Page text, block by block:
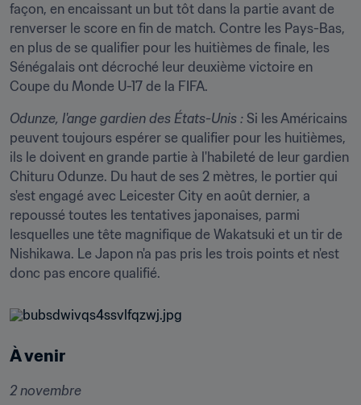
façon, en encaissant un but tôt dans la partie avant de
renverser le score en fin de match. Contre les Pays-Bas,
en plus de se qualifier pour les huitièmes de finale, les
Sénégalais ont décroché leur deuxième victoire en
Coupe du Monde U-17 de la FIFA.
Odunze, l'ange gardien des États-Unis : Si les Américains
peuvent toujours espérer se qualifier pour les huitièmes,
ils le doivent en grande partie à l'habileté de leur gardien
Chituru Odunze. Du haut de ses 2 mètres, le portier qui
s'est engagé avec Leicester City en août dernier, a
repoussé toutes les tentatives japonaises, parmi
lesquelles une tête magnifique de Wakatsuki et un tir de
Nishikawa. Le Japon n'a pas pris les trois points et n'est
donc pas encore qualifié.
À venir
2 novembre